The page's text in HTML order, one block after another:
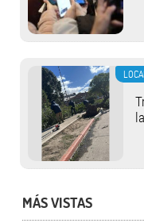
MÁS VISTAS